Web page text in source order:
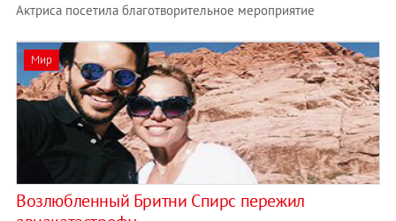
Актриса посетила благотворительное мероприятие
Мир
Возлюбленный Бритни Спирс пережил